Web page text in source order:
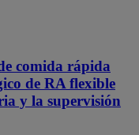
comida rápida
de RA flexible
y la supervisión